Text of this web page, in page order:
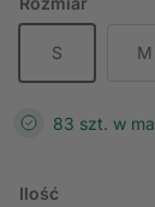
S M
83 szt. w
Ilość